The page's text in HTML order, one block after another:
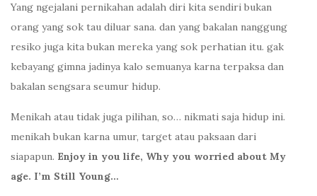
Yang ngejalani pernikahan adalah diri kita sendiri bukan
orang yang sok tau diluar sana. dan yang bakalan nanggung
resiko juga kita bukan mereka yang sok perhatian itu. gak
kebayang gimna jadinya kalo semuanya karna terpaksa dan
bakalan sengsara seumur hidup.
Menikah atau tidak juga pilihan, so… nikmati saja hidup ini.
menikah bukan karna umur, target atau paksaan dari
siapapun. Enjoy in you life, Why you worried about My
age. I’m Still Young…